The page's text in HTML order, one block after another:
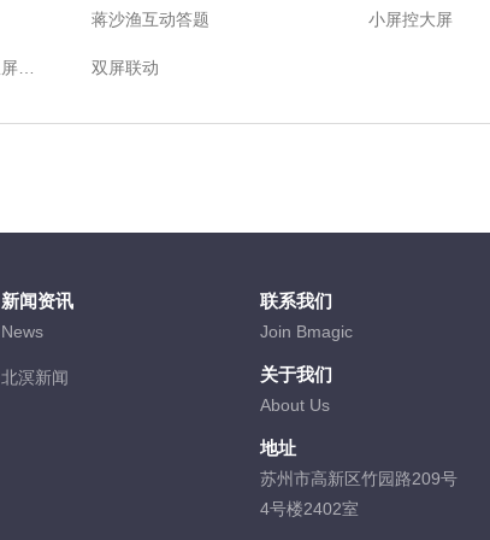
蒋沙渔互动答题 小屏控大屏
封浜中学非遗科教展厅双屏互动 双屏联动
新闻资讯
News
北溟新闻
联系我们
Join Bmagic
关于我们
About Us
地址
苏州市高新区竹园路209号
4号楼2402室